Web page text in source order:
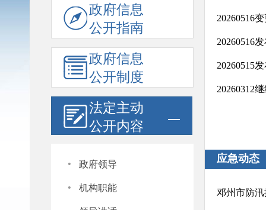
政府信息
公开指南
政府信息
公开制度
法定主动
公开内容
· 政府领导
· 机构职能
2​0​2​6​0​5​1​6​
2​0​2​6​0​5​1​6​
2​0​2​6​0​5​1​5​
20260312
应急动态
邓州市防